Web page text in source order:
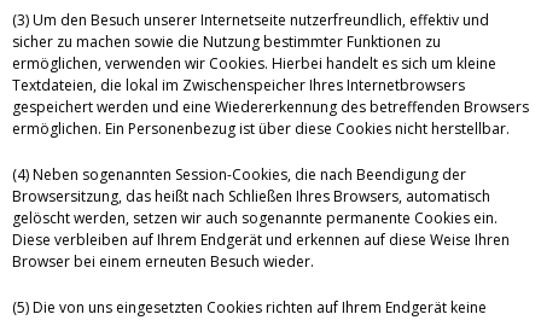
(3) Um den Besuch unserer Internetseite nutzerfreundlich, effektiv und
sicher zu machen sowie die Nutzung bestimmter Funktionen zu
ermöglichen, verwenden wir Cookies. Hierbei handelt es sich um kleine
Textdateien, die lokal im Zwischenspeicher Ihres Internetbrowsers
gespeichert werden und eine Wiedererkennung des betreffenden Browsers
ermöglichen. Ein Personenbezug ist über diese Cookies nicht herstellbar.
(4) Neben sogenannten Session-Cookies, die nach Beendigung der
Browsersitzung, das heißt nach Schließen Ihres Browsers, automatisch
gelöscht werden, setzen wir auch sogenannte permanente Cookies ein.
Diese verbleiben auf Ihrem Endgerät und erkennen auf diese Weise Ihren
Browser bei einem erneuten Besuch wieder.
(5) Die von uns eingesetzten Cookies richten auf Ihrem Endgerät keine